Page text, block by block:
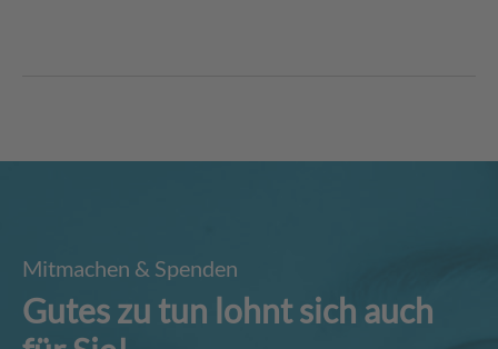
Mitmachen & Spenden
Gutes zu tun lohnt sich auch